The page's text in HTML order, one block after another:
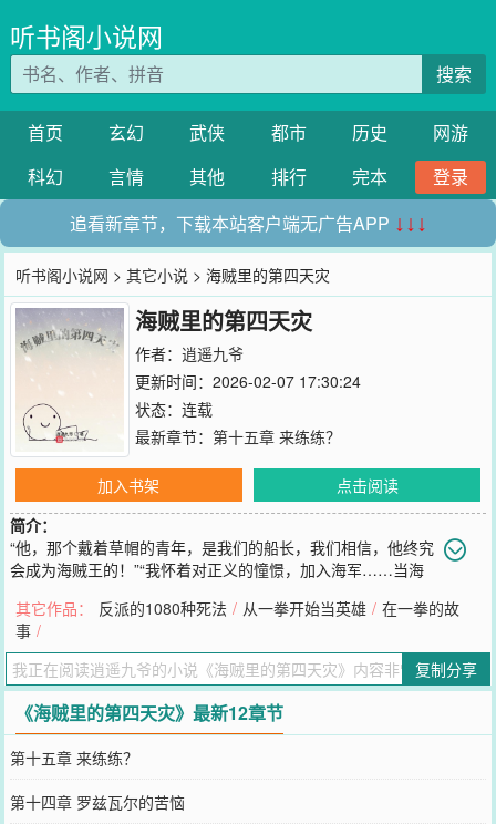
听书阁小说网
搜索
首页 玄幻 武侠 都市 历史
网游
科幻
言情 其他 排行 完本
登录
追看新章节，下载本站客户端无广告APP ↓↓↓
听书阁小说网 >其它小说 > 海贼里的第四天灾
海贼里的第四天灾
作者： 逍遥九爷
更新时间：2026-02-07 17:30:24
状态：连载
最新章节： 第十五章 来练练？
加入书架
点击阅读
简介：
“他，那个戴着草帽的青年，是我们的船长，我们相信，他终究
会成为海贼王的！”“我怀着对正义的憧憬，加入海军……当海
亮血条，哪怕海上四皇，也杀给你看！”“这个世界需要光明，这个世
界不需要高高在上的天龙人！”……ps：第一次开海贼，如有不对之
处，请温柔指出多多包涵。ps：重生主角
您要是觉得《海贼里的第四天灾》还不错的话请不要忘记向您QQ群和
微博微信里的朋友推荐哦！
其它作品： 反派的1080种死法 / 从一拳开始当英雄 / 在一拳的故
事 /
复制分享
《海贼里的第四天灾》最新12章节
第十五章 来练练？
第十四章 罗兹瓦尔的苦恼